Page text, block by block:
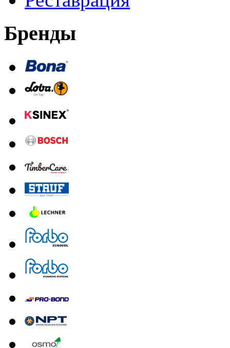
Бренды